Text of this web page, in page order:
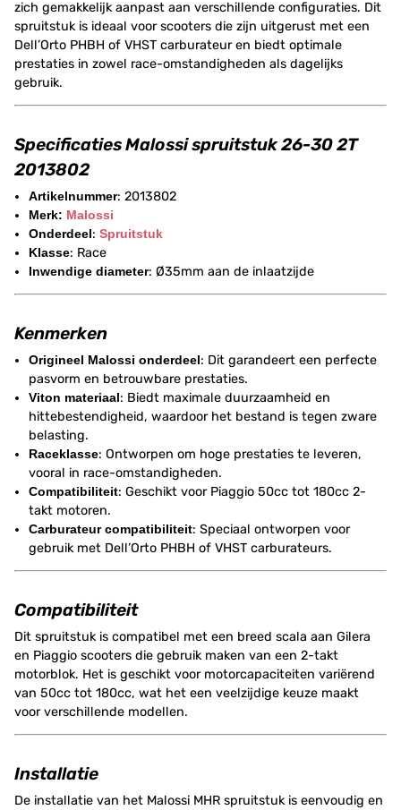
zich gemakkelijk aanpast aan verschillende configuraties. Dit
spruitstuk is ideaal voor scooters die zijn uitgerust met een
Dell’Orto PHBH of VHST carburateur en biedt optimale
prestaties in zowel race-omstandigheden als dagelijks
gebruik.
Specificaties Malossi spruitstuk 26-30 2T
2013802
Artikelnummer: 2013802
Merk: Malossi
Onderdeel: Spruitstuk
Klasse: Race
Inwendige diameter: Ø35mm aan de inlaatzijde
Kenmerken
Origineel Malossi onderdeel: Dit garandeert een perfecte
pasvorm en betrouwbare prestaties.
Viton materiaal: Biedt maximale duurzaamheid en
hittebestendigheid, waardoor het bestand is tegen zware
belasting.
Raceklasse: Ontworpen om hoge prestaties te leveren,
vooral in race-omstandigheden.
Compatibiliteit: Geschikt voor Piaggio 50cc tot 180cc 2-
takt motoren.
Carburateur compatibiliteit: Speciaal ontworpen voor
gebruik met Dell’Orto PHBH of VHST carburateurs.
Compatibiliteit
Dit spruitstuk is compatibel met een breed scala aan Gilera
en Piaggio scooters die gebruik maken van een 2-takt
motorblok. Het is geschikt voor motorcapaciteiten variërend
van 50cc tot 180cc, wat het een veelzijdige keuze maakt
voor verschillende modellen.
Installatie
De installatie van het Malossi MHR spruitstuk is eenvoudig en